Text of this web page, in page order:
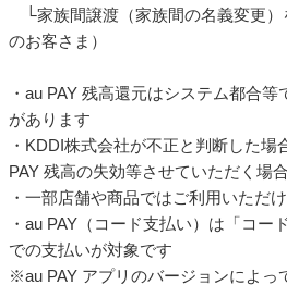
└家族間譲渡（家族間の名義変更）
のお客さま）
・au PAY 残高還元はシステム都合
があります
・KDDI株式会社が不正と判断した場
PAY 残高の失効等させていただく場
・一部店舗や商品ではご利用いただ
・au PAY（コード支払い）は「コー
での支払いが対象です
※au PAY アプリのバージョンによっ